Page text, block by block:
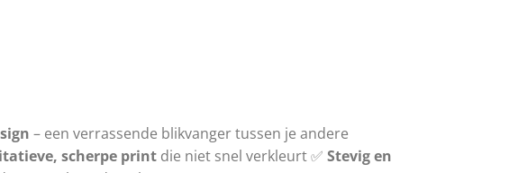
– een verrassende blikvanger tussen je andere
scherpe print die niet snel verkleurt ✅ Stevig en